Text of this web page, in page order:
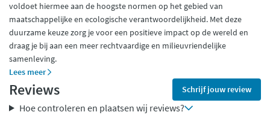
voldoet hiermee aan de hoogste normen op het gebied van
maatschappelijke en ecologische verantwoordelijkheid. Met deze
duurzame keuze zorg je voor een positieve impact op de wereld en
draag je bij aan een meer rechtvaardige en milieuvriendelijke
samenleving.
Lees meer
Reviews Schrijf jouw review
Hoe controleren en plaatsen wij reviews?